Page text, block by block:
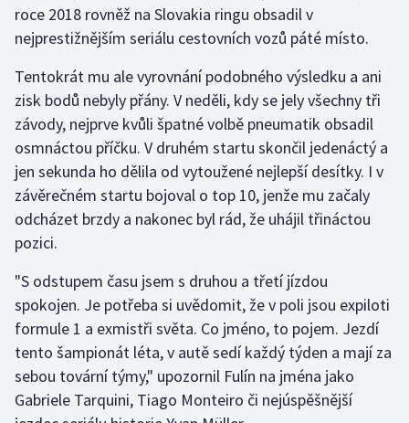
Stolní tenis
Triatlon
Veslování
Vodní slalom
Volejbal
Ostatní
roce 2018 rovněž na Slovakia ringu obsadil v
nejprestižnějším seriálu cestovních vozů páté místo.
Tentokrát mu ale vyrovnání podobného výsledku a ani
zisk bodů nebyly přány. V neděli, kdy se jely všechny tři
závody, nejprve kvůli špatné volbě pneumatik obsadil
osmnáctou příčku. V druhém startu skončil jedenáctý a
jen sekunda ho dělila od vytoužené nejlepší desítky. I v
závěrečném startu bojoval o top 10, jenže mu začaly
odcházet brzdy a nakonec byl rád, že uhájil třináctou
pozici.
"S odstupem času jsem s druhou a třetí jízdou
spokojen. Je potřeba si uvědomit, že v poli jsou expiloti
formule 1 a exmistři světa. Co jméno, to pojem. Jezdí
tento šampionát léta, v autě sedí každý týden a mají za
sebou tovární týmy," upozornil Fulín na jména jako
Gabriele Tarquini, Tiago Monteiro či nejúspěšnější